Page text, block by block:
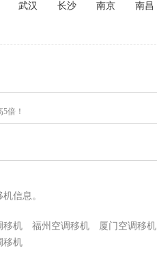
武汉 长沙 南京 南昌
倍！
信息。
移机 福州空调移机 厦门空调移机
移机